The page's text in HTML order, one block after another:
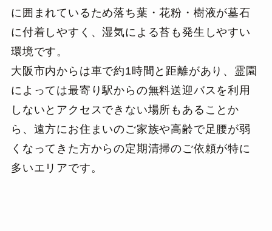
に囲まれているため落ち葉・花粉・樹液が墓石
に付着しやすく、湿気による苔も発生しやすい
環境です。
大阪市内からは車で約1時間と距離があり、霊園
によっては最寄り駅からの無料送迎バスを利用
しないとアクセスできない場所もあることか
ら、遠方にお住まいのご家族や高齢で足腰が弱
くなってきた方からの定期清掃のご依頼が特に
多いエリアです。